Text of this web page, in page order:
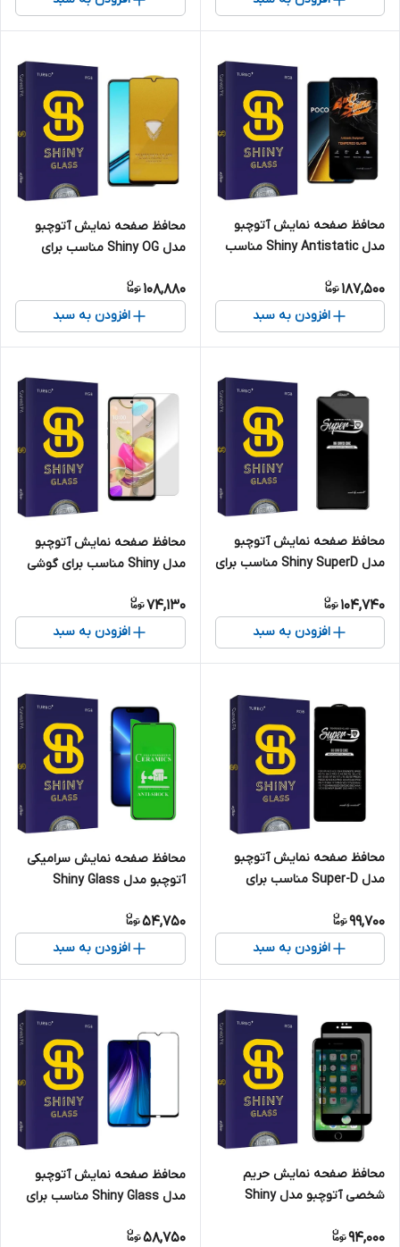
محافظ صفحه نمایش آتوچبو
مدل Shiny Antistatic مناسب
Poco X6 Pro
187,500
افزودن به سبد
محافظ صفحه نمایش آتوچبو
مدل Shiny OG مناسب برای
108,880
افزودن به سبد
محافظ صفحه نمایش آتوچبو
مدل Shiny SuperD مناسب برای
A72 5G
104,740
افزودن به سبد
محافظ صفحه نمایش آتوچبو
مدل Shiny مناسب برای گوشی
74,130
افزودن به سبد
محافظ صفحه نمایش آتوچبو
مدل Super-D مناسب برای
Note 124G
99,700
افزودن به سبد
محافظ صفحه نمایش سرامیکی
آتوچبو مدل Shiny Glass
iPhone 13 Pro Max
54,750
افزودن به سبد
محافظ صفحه نمایش حریم
شخصی آتوچبو مدل Shiny
iPhone 6s
94,000
محافظ صفحه نمایش آتوچبو
مدل Shiny Glass مناسب برای
Note 8
58,750